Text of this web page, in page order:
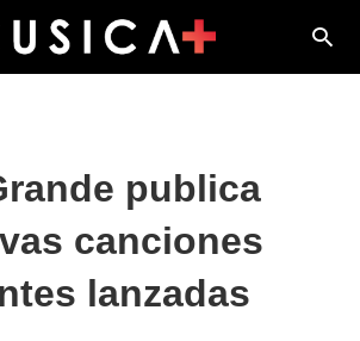
publica
canciones
lanzadas